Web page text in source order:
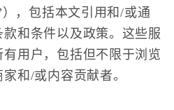
），包括本文引用和/或通
和条件以及政策。这些服
用户，包括但不限于浏览
和/或内容贡献者。